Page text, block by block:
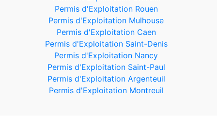
Permis d'Exploitation Rouen
Permis d'Exploitation Mulhouse
Permis d'Exploitation Caen
Permis d'Exploitation Saint-Denis
Permis d'Exploitation Nancy
Permis d'Exploitation Saint-Paul
Permis d'Exploitation Argenteuil
Permis d'Exploitation Montreuil